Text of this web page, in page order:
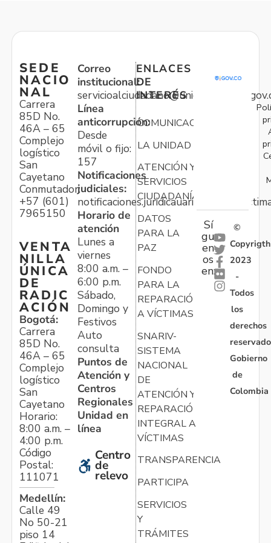
SEDE
NACIO
NAL
Carrera
85D No.
46A – 65
Complejo
logístico
San
Cayetano
Conmutador:
+57 (601)
7965150
VENTA
NILLA
ÚNICA
DE
RADIC
ACIÓN
Bogotá:
Carrera
85D No.
46A – 65
Complejo
logístico
San
Cayetano
Horario:
8:00 a.m. –
4:00 p.m.
Código
Postal:
111071
Medellín:
Calle 49
No 50-21
piso 14
Correo
institucional:
Línea
anticorrupción:
Desde
móvil o fijo:
157
Notificaciones
judiciales:
Horario de
atención
Lunes a
viernes
8:00 a.m. –
6:00 p.m.
Sábado,
Domingo y
Festivos
Auto
consulta
Puntos de
Atención y
Centros
Regionales
Unidad en
línea
Centro
de
relevo
ENLACES
DE
INTERÉS
COMUNICACIONES
LA UNIDAD
ATENCIÓN Y
SERVICIOS
CIUDADANÍA
DATOS
PARA LA
PAZ
FONDO
PARA LA
REPARACIÓN
A VÍCTIMAS
SNARIV-
SISTEMA
NACIONAL
DE
ATENCIÓN Y
REPARACIÓN
INTEGRAL A
VÍCTIMAS
TRANSPARENCIA
PARTICIPA
SERVICIOS
Y
TRÁMITES
Sí
gu
en
os
en:
©
Copyrigth
2023
-
Todos
los
derechos
Gobierno
de
Colombia